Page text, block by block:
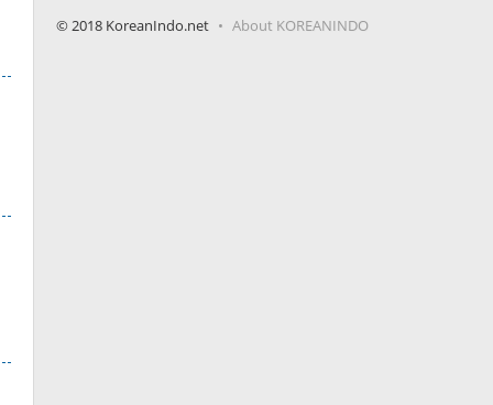
© 2018 KoreanIndo.net About KOREANINDO